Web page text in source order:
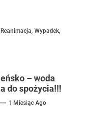
Reanimacja, Wypadek,
– woda
do spożycia!!!
1 Miesiąc Ago